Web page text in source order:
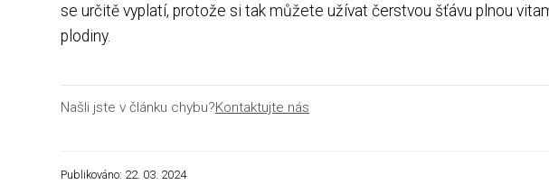
se určitě vyplatí, protože si tak můžete užívat čerstvou šťávu plnou
plodiny.
Našli jste v článku chybu?Kontaktujte nás
Publikováno: 22. 03. 2024